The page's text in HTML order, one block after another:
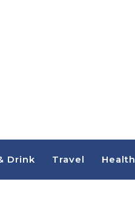
Drink Travel Health